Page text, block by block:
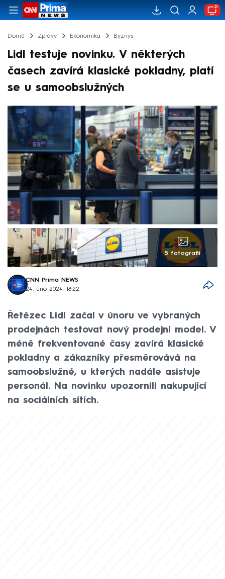
Domů Zprávy Ekonomika Byznys
Lidl testuje novinku. V některých
časech zavírá klasické pokladny, platí
se u samoobslužných
5 fotografií
CNN Prima NEWS
24. úno 2024, 18:22
Řetězec Lidl začal v únoru ve vybraných
prodejnách testovat nový prodejní model. V
méně frekventované časy zavírá klasické
pokladny a zákazníky přesměrovává na
samoobslužné, u kterých nadále asistuje
personál. Na novinku upozornili nakupující
na sociálních sítích.